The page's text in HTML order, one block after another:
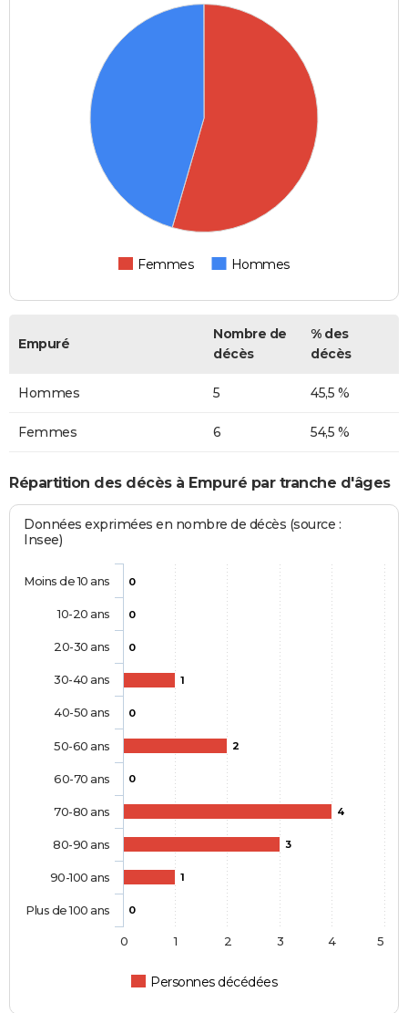
Femmes Hommes
Empuré
Nombre de
décès
% des
décès
Hommes 5 45,5 %
Femmes 6 54,5 %
Répartition des décès à Empuré par tranche d'âges
Données exprimées en nombre de décès (source :
Insee)
0
0
0
1
0
2
0
4
3
1
0
Personnes décédées
Moins de 10 ans
10-20 ans
20-30 ans
30-40 ans
40-50 ans
50-60 ans
60-70 ans
70-80 ans
80-90 ans
90-100 ans
Plus de 100 ans
0 1 2 3 4 5